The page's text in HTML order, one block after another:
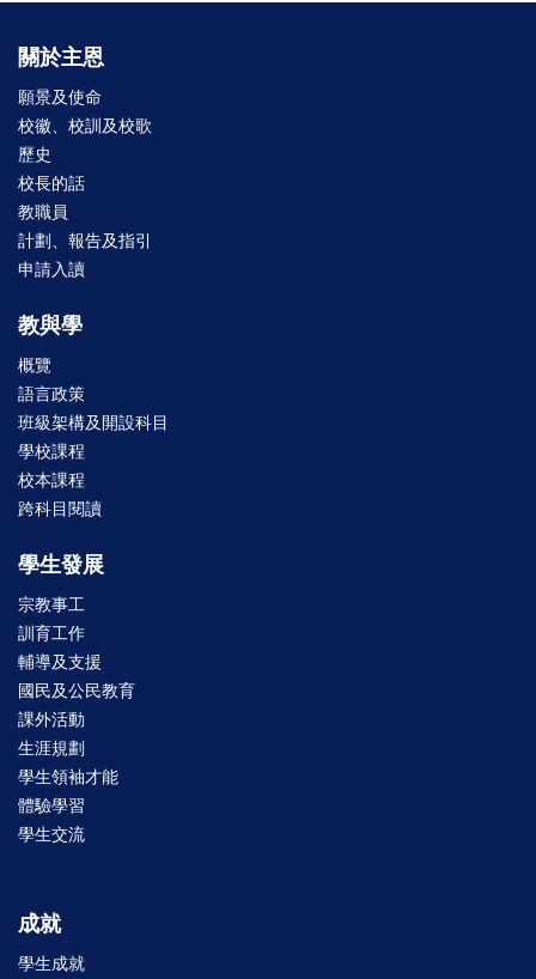
關於主恩
願景及使命
校徽、校訓及校歌
歷史
校長的話
教職員
計劃、報告及指引
申請入讀
教與學
概覽
語言政策
班級架構及開設科目
學校課程
校本課程
跨科目閱讀
學生發展
宗教事工
訓育工作
輔導及支援
國民及公民教育
課外活動
生涯規劃
學生領袖才能
體驗學習
學生交流
成就
學生成就